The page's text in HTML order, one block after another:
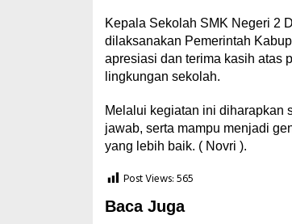
Kepala Sekolah SMK Negeri 2
dilaksanakan Pemerintah
apresiasi dan terima kasih atas
lingkungan sekolah.
Melalui kegiatan ini diharapkan
jawab, serta mampu menjadi
yang lebih baik. ( Novri ).
Post Views:565
Baca Juga